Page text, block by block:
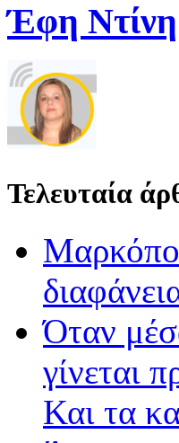
Έφη Ντίνη
Τελευταία
Όταν
γίνεται
Και τα